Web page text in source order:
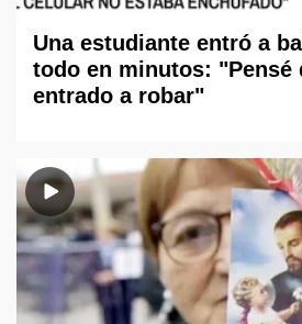
Una estudiante entró a
todo en minutos: "Pensé
entrado a robar"